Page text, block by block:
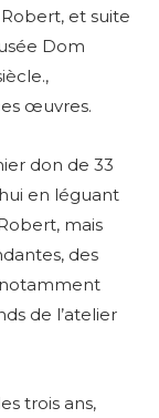
et suite
Dom
œuvres.
don de 33
en léguant
mais
des
notamment
de l’atelier
trois ans,